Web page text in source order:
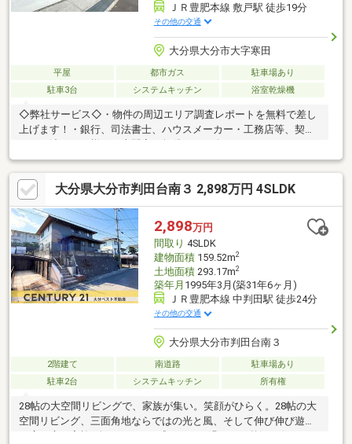
ＪＲ豊肥本線 敷戸駅 徒歩19分
その他の交通
大分県大分市大字寒田
平屋 都市ガス
駐車場あり
駐車3台
システムキッチン 浴室乾燥機
◇弊社サービス◇・物件の周辺エリア調査レポートを無料で差し
上げます！・銀行、司法書士、ハウスメーカー・工務店等、契約
ップでお任せください！◇おすすめポイント◇・南面道路で日当
たり良好・【テクノストラクチャー工法】を採用・【耐震等級
３】取得・リビングに【トリプルガラス】を使用しており、快適
性、省エネな環境・断熱材【セルロースファイバー】を使用して
おり、断熱だけでなく、調湿・防音・防火・防虫性能も〇・【ポ
ケットインキー】で荷物で手が塞がっていてもワンタッチで施解
除・駐車場３台以上可
大分県大分市判田台南３ 2,898万円 4SLDK
2,898万円
間取り 4SLDK
建物面積159.52m2
土地面積293.17m2
築年月 1995年3月(築31年6ヶ月)
ＪＲ豊肥本線 中判田駅 徒歩24分
その他の交通
大分県大分市判田台南３
2階建て 南道路
駐車場あり
駐車2台
システムキッチン 所有権
28帖の大空間リビングで、家族が集い。笑顔がひらく。28帖の大
空間リビング、三面角地ならではの光と風、そして伸び伸び遊べ